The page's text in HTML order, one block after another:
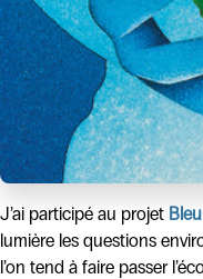
J’ai participé au projet
lumière les questions
l’on tend à faire passer